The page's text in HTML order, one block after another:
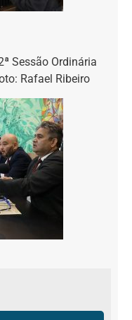
Sessão Ordinária
Rafael Ribeiro